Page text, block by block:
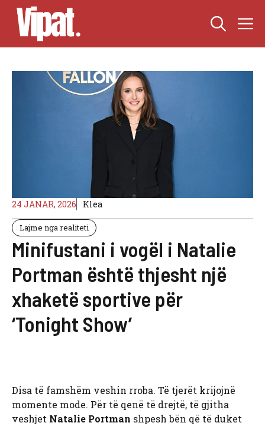
Skip
content
24 JANAR, 2026 Klea
Lajme nga realiteti
Minifustani i vogël i Natalie
Portman është thjesht një
xhaketë sportive për
‘Tonight Show’
Disa të famshëm veshin rroba. Të tjerët krijojnë
momente mode. Për të qenë të drejtë, të gjitha
veshjet Natalie Portman shpesh bën që të duket